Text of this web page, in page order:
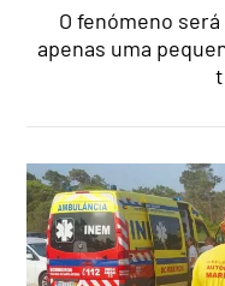
O fenómeno
apenas uma